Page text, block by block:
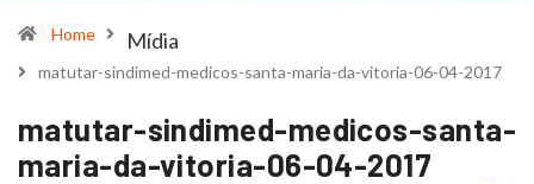
Home Mídia
matutar-sindimed-medicos-santa-maria-da-vitoria-06-04-2017
matutar-sindimed-medicos-santa-
maria-da-vitoria-06-04-2017